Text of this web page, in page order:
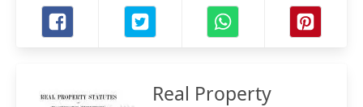
Real Property